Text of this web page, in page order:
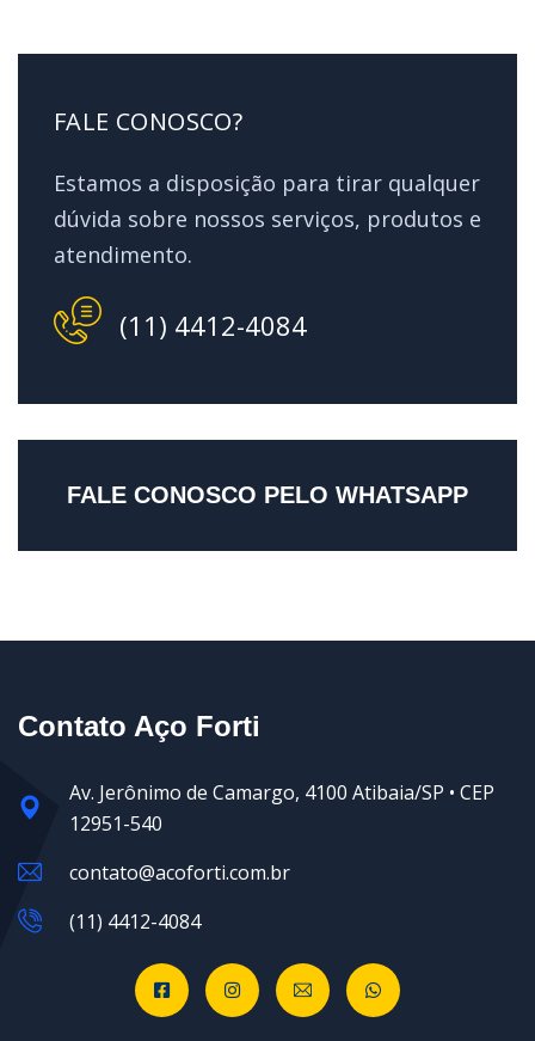
FALE CONOSCO?
Estamos a disposição para tirar qualquer
dúvida sobre nossos serviços, produtos e
atendimento.
(11) 4412-4084
FALE CONOSCO PELO WHATSAPP
Contato Aço Forti
Av. Jerônimo de Camargo, 4100 Atibaia/SP • CEP
12951-540
contato@acoforti.com.br
(11) 4412-4084